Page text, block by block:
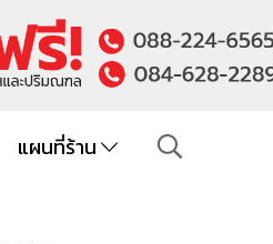
แผนที่ร้าน